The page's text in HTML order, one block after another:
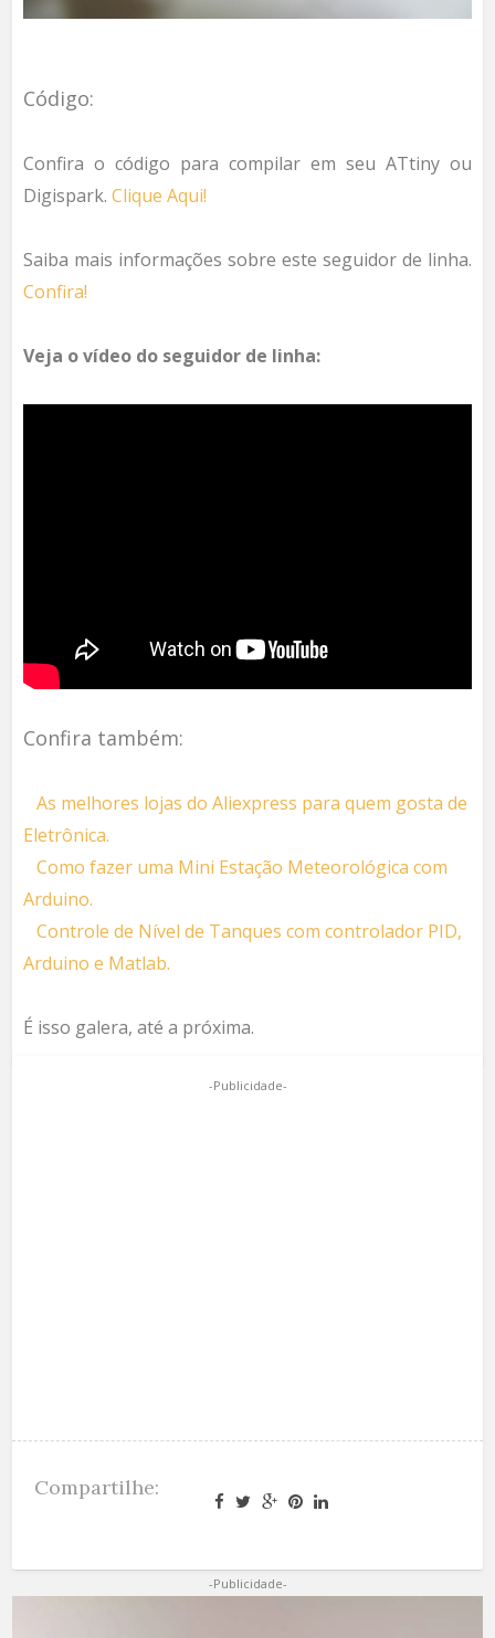
Código:
Confira o código para compilar em seu ATtiny ou
Digispark. Clique Aqui!
Saiba mais informações sobre este seguidor de linha.
Confira!
Veja o vídeo do seguidor de linha:
Confira também:
As melhores lojas do Aliexpress para quem gosta de
Eletrônica.
Como fazer uma Mini Estação Meteorológica com
Arduino.
Controle de Nível de Tanques com controlador PID,
Arduino e Matlab.
É isso galera, até a próxima.
-Publicidade-
Compartilhe:
-Publicidade-